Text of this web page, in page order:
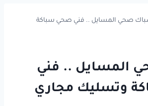
صحي المسايل .. فني صحي سباكة
المسايل .. فني
وتسليك مجاري